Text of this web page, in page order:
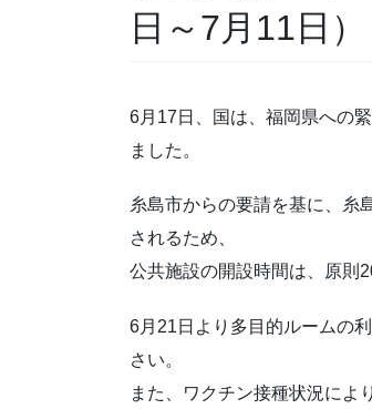
日～7月11日）
6月17日、国は、福岡県への
ました。
糸島市からの要請を基に、糸
されるため、
公共施設の開設時間は、原則
6月21日より多目的ルームの
さい。
また、ワクチン接種状況によ